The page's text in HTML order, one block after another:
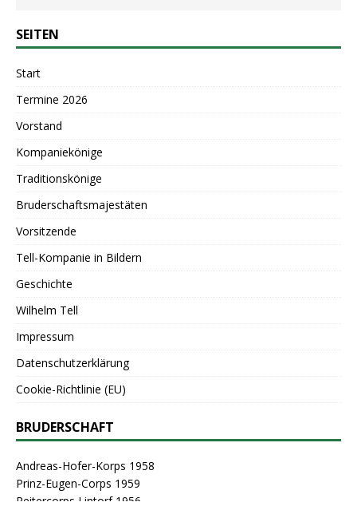
SEITEN
Start
Termine 2026
Vorstand
Kompaniekönige
Traditionskönige
Bruderschaftsmajestäten
Vorsitzende
Tell-Kompanie in Bildern
Geschichte
Wilhelm Tell
Impressum
Datenschutzerklärung
Cookie-Richtlinie (EU)
BRUDERSCHAFT
Andreas-Hofer-Korps 1958
Prinz-Eugen-Corps 1959
Reitercorps Lintorf 1956